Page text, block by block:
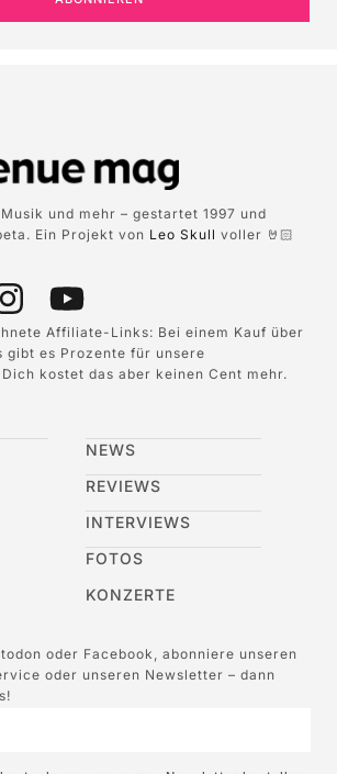
und mehr – gestartet 1997 und
Ein Projekt von Leo Skull voller 🤘🏻
Affiliate-Links: Bei einem Kauf über
gibt es Prozente für unsere
kostet das aber keinen Cent mehr.
NEWS
REVIEWS
INTERVIEWS
FOTOS
KONZERTE
oder Facebook, abonniere unseren
oder unseren Newsletter – dann